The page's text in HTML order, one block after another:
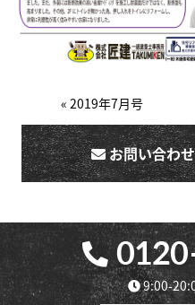
« 2019年7月号
お問い合わ
9:00-